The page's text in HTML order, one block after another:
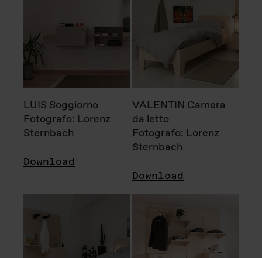
LUIS Soggiorno
Fotografo: Lorenz
Sternbach
Download
VALENTIN Camera
da letto
Fotografo: Lorenz
Sternbach
Download